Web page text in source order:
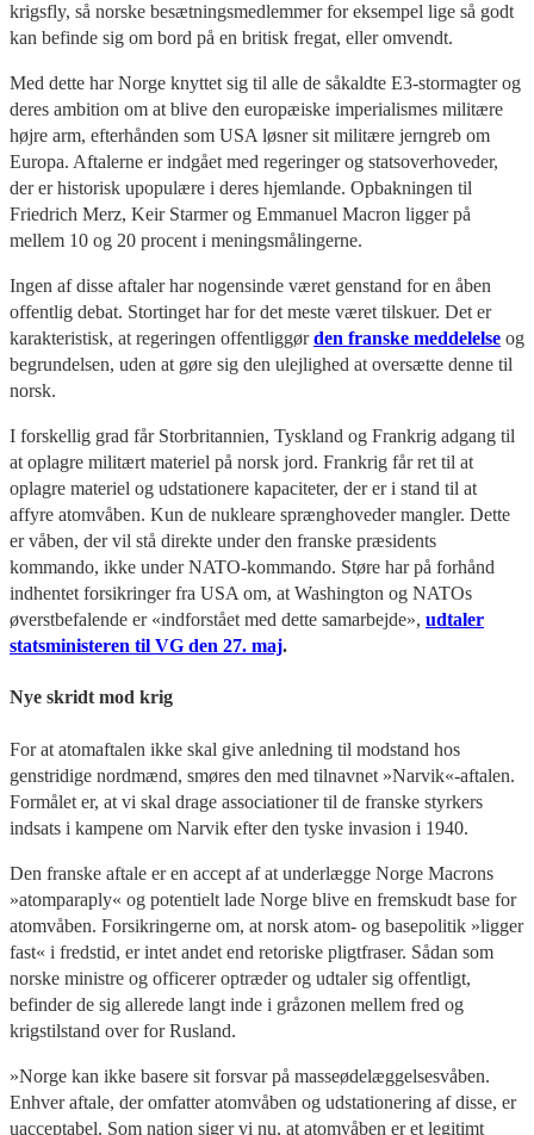
krigsfly, så norske besætningsmedlemmer for eksempel lige så godt
kan befinde sig om bord på en britisk fregat, eller omvendt.
Med dette har Norge knyttet sig til alle de såkaldte E3-stormagter og
deres ambition om at blive den europæiske imperialismes militære
højre arm, efterhånden som USA løsner sit militære jerngreb om
Europa. Aftalerne er indgået med regeringer og statsoverhoveder,
der er historisk upopulære i deres hjemlande. Opbakningen til
Friedrich Merz, Keir Starmer og Emmanuel Macron ligger på
mellem 10 og 20 procent i meningsmålingerne.
Ingen af disse aftaler har nogensinde været genstand for en åben
offentlig debat. Stortinget har for det meste været tilskuer. Det er
karakteristisk, at regeringen offentliggørden franske meddelelse og
begrundelsen, uden at gøre sig den ulejlighed at oversætte denne til
norsk.
I forskellig grad får Storbritannien, Tyskland og Frankrig adgang til
at oplagre militært materiel på norsk jord. Frankrig får ret til at
oplagre materiel og udstationere kapaciteter, der er i stand til at
affyre atomvåben. Kun de nukleare sprænghoveder mangler. Dette
er våben, der vil stå direkte under den franske præsidents
kommando, ikke under NATO-kommando. Støre har på forhånd
indhentet forsikringer fra USA om, at Washington og NATOs
øverstbefalende er «indforstået med dette samarbejde», udtaler
statsministeren til VG den 27. maj.
Nye skridt mod krig
For at atomaftalen ikke skal give anledning til modstand hos
genstridige nordmænd, smøres den med tilnavnet »Narvik«-aftalen.
Formålet er, at vi skal drage associationer til de franske styrkers
indsats i kampene om Narvik efter den tyske invasion i 1940.
Den franske aftale er en accept af at underlægge Norge Macrons
»atomparaply« og potentielt lade Norge blive en fremskudt base for
atomvåben. Forsikringerne om, at norsk atom- og basepolitik »ligger
fast« i fredstid, er intet andet end retoriske pligtfraser. Sådan som
norske ministre og officerer optræder og udtaler sig offentligt,
befinder de sig allerede langt inde i gråzonen mellem fred og
krigstilstand over for Rusland.
»Norge kan ikke basere sit forsvar på masseødelæggelsesvåben.
Enhver aftale, der omfatter atomvåben og udstationering af disse, er
uacceptabel. Som nation siger vi nu, at atomvåben er et legitimt